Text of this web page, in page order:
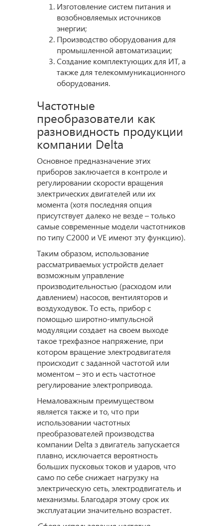
Изготовление систем питания и
возобновляемых источников
энергии;
Производство оборудования для
промышленной автоматизации;
Создание комплектующих для ИТ, а
также для телекоммуникационного
оборудования.
Частотные
преобразователи как
разновидность продукции
компании Delta
Основное предназначение этих
приборов заключается в контроле и
регулировании скорости вращения
электрических двигателей или их
момента (хотя последняя опция
присутствует далеко не везде – только
самые современные модели частотников
по типу C2000 и VE имеют эту функцию).
Таким образом, использование
рассматриваемых устройств делает
возможным управление
производительностью (расходом или
давлением) насосов, вентиляторов и
воздуходувок. То есть, прибор с
помощью широтно-импульсной
модуляции создает на своем выходе
такое трехфазное напряжение, при
котором вращение электродвигателя
происходит с заданной частотой или
моментом – это и есть частотное
регулирование электропривода.
Немаловажным преимуществом
является также и то, что при
использовании частотных
преобразователей производства
компании Delta з двигатель запускается
плавно, исключается вероятность
больших пусковых токов и ударов, что
само по себе снижает нагрузку на
электрическую сеть, электродвигатель и
механизмы. Благодаря этому срок их
эксплуатации значительно возрастет.